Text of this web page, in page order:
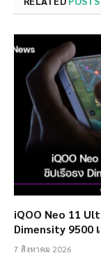
iQOO Neo 11
Dimensity 9500
7 สิงหาคม 2026